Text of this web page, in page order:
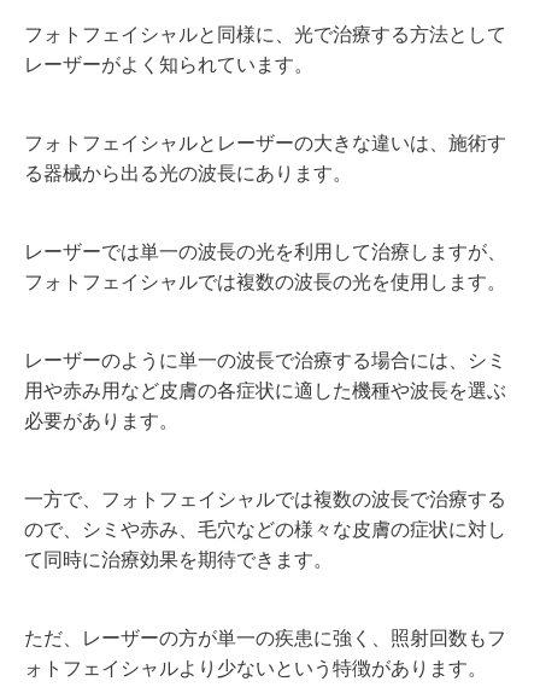
フォトフェイシャルと同様に、光で治療する方法として
レーザーがよく知られています。
フォトフェイシャルとレーザーの大きな違いは、施術す
る器械から出る光の波長にあります。
レーザーでは単一の波長の光を利用して治療しますが、
フォトフェイシャルでは複数の波長の光を使用します。
レーザーのように単一の波長で治療する場合には、シミ
用や赤み用など皮膚の各症状に適した機種や波長を選ぶ
必要があります。
一方で、フォトフェイシャルでは複数の波長で治療する
ので、シミや赤み、毛穴などの様々な皮膚の症状に対し
て同時に治療効果を期待できます。
ただ、レーザーの方が単一の疾患に強く、照射回数もフ
ォトフェイシャルより少ないという特徴があります。